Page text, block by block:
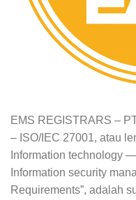
EMS REGISTRARS –
– ISO/IEC 27001, atau
Information technology
Information security
Requirements”, adalah